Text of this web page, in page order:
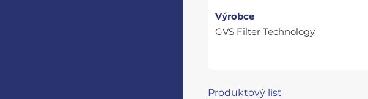
Výrobce
GVS Filter Technology
Produktový list